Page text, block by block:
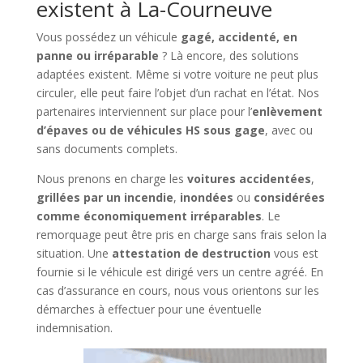
existent à La-Courneuve
Vous possédez un véhicule gagé, accidenté, en
panne ou irréparable ? Là encore, des solutions
adaptées existent. Même si votre voiture ne peut plus
circuler, elle peut faire l’objet d’un rachat en l’état. Nos
partenaires interviennent sur place pour l’enlèvement
d’épaves ou de véhicules HS sous gage, avec ou
sans documents complets.
Nous prenons en charge les voitures accidentées,
grillées par un incendie, inondées ou considérées
comme économiquement irréparables. Le
remorquage peut être pris en charge sans frais selon la
situation. Une attestation de destruction vous est
fournie si le véhicule est dirigé vers un centre agréé. En
cas d’assurance en cours, nous vous orientons sur les
démarches à effectuer pour une éventuelle
indemnisation.